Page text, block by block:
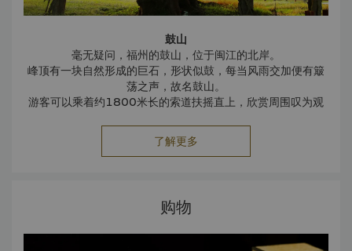
鼓山
毫无疑问，福州的鼓山，位于闽江的北岸。
峰顶有一块自然形成的巨石，形状似鼓，每当风雨交加便有簸
荡之声，故名鼓山。
游客可以乘着约1800米长的索道扶摇直上，欣赏周围叹为观
西湖公园
西湖公园位于福州市西北，面积超过45公顷，且拥有一个面积
屿和开化屿。公园人行道两旁的桃树目不暇接，粉红色的花朵
了解更多
购物